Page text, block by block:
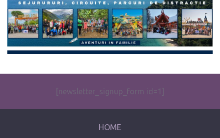
[newsletter_signup_form id=1]
HOME